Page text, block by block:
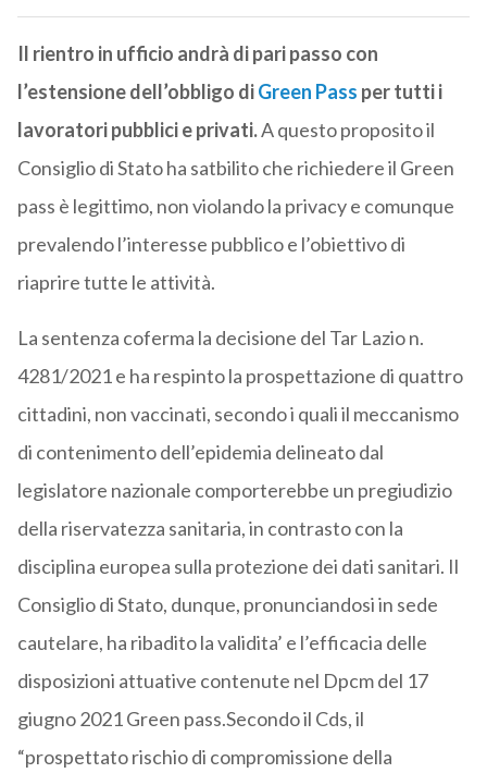
Il rientro in ufficio andrà di pari passo con
l’estensione dell’obbligo diGreen Pass per tutti i
lavoratori pubblici e privati.A questo proposito il
Consiglio di Stato ha satbilito che richiedere il Green
pass è legittimo, non violando la privacy e comunque
prevalendo l’interesse pubblico e l’obiettivo di
riaprire tutte le attività.
La sentenza coferma la decisione del Tar Lazio n.
4281/2021 e ha respinto la prospettazione di quattro
cittadini, non vaccinati, secondo i quali il meccanismo
di contenimento dell’epidemia delineato dal
legislatore nazionale comporterebbe un pregiudizio
della riservatezza sanitaria, in contrasto con la
disciplina europea sulla protezione dei dati sanitari. Il
Consiglio di Stato, dunque, pronunciandosi in sede
cautelare, ha ribadito la validita’ e l’efficacia delle
disposizioni attuative contenute nel Dpcm del 17
giugno 2021 Green pass.Secondo il Cds, il
“prospettato rischio di compromissione della